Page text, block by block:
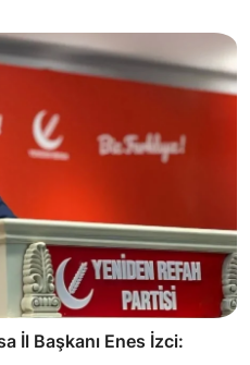
İl Başkanı Enes İzci: